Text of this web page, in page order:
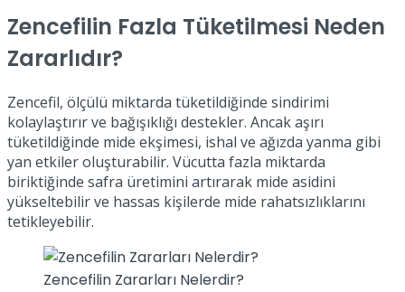
Zencefilin Fazla Tüketilmesi Neden
Zararlıdır?
Zencefil, ölçülü miktarda tüketildiğinde sindirimi
kolaylaştırır ve bağışıklığı destekler. Ancak aşırı
tüketildiğinde mide ekşimesi, ishal ve ağızda yanma gibi
yan etkiler oluşturabilir. Vücutta fazla miktarda
biriktiğinde safra üretimini artırarak mide asidini
yükseltebilir ve hassas kişilerde mide rahatsızlıklarını
tetikleyebilir.
Zencefilin Zararları Nelerdir?